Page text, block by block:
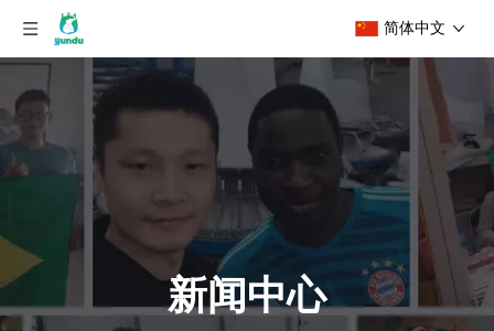
简体中文
新闻中心